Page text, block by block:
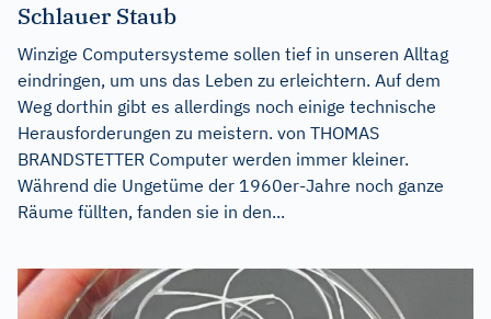
Schlauer Staub
Winzige Computersysteme sollen tief in unseren Alltag
eindringen, um uns das Leben zu erleichtern. Auf dem
Weg dorthin gibt es allerdings noch einige technische
Herausforderungen zu meistern. von THOMAS
BRANDSTETTER Computer werden immer kleiner.
Während die Ungetüme der 1960er-Jahre noch ganze
Räume füllten, fanden sie in den...